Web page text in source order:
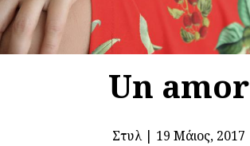
Un amor
Στυλ| 19 Μάιος, 2017